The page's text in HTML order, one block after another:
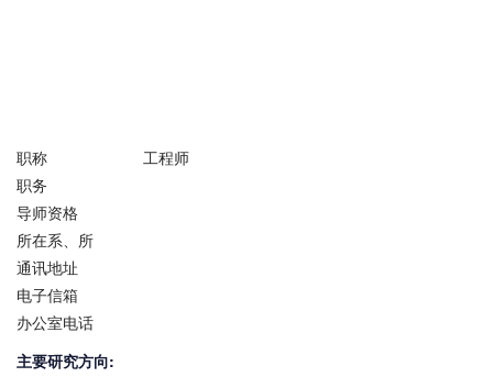
职称
工程师
职务
导师资格
所在系、所
通讯地址
电子信箱
办公室电话
主要研究方向: